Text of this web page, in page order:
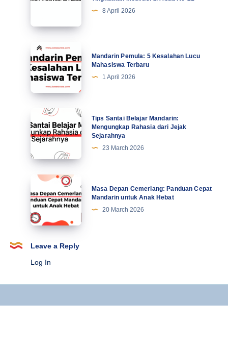
Profesional
Tingkatkan
Motivasi
di
Abad
Ke-
8 April 2026
Mandarin
Pemula:
5
Kesalahan
Lucu
Mahasiswa
Terbaru
Mandarin Pemula: 5 Kesalahan Lucu
Mahasiswa Terbaru
1 April 2026
Tips
Santai
Belajar
Mandarin:
Mengungkap
Rahasia
dari
Jejak
Sejarahnya
Tips Santai Belajar Mandarin:
Mengungkap Rahasia dari Jejak
Sejarahnya
23 March 2026
Masa
Depan
Cemerlang:
Panduan
Cepat
Mandarin
Hebat
Masa Depan Cemerlang: Panduan Cepat
Mandarin untuk Anak Hebat
20 March 2026
Leave a Reply
Log In